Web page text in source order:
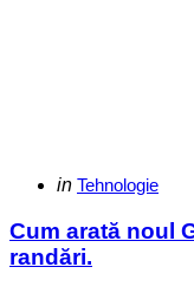
Categories
Posted
in Tehnologie
Cum arată noul
randări.